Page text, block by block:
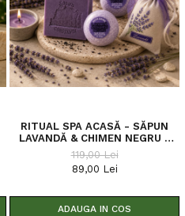
RITUAL SPA ACASĂ - SĂPUN
LAVANDĂ & CHIMEN NEGRU +
BOMBE DE BAIE + SĂCULEȚ
LAVANDĂ - CADOU LUMÂNARE
TIP LED - SĂPUN DE
119,00 Lei
89,00 Lei
ADAUGA IN COS